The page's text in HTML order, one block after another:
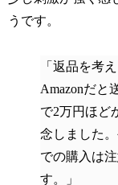
うです。
「返品を考
Amazonだと
で2万円ほど
念しました
での購入は
す。」